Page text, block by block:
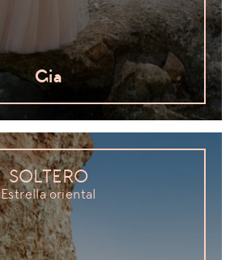
Gia
SOLTERO
Estrella oriental